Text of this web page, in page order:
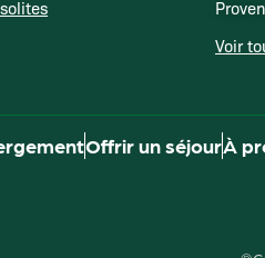
Voir
Offrir un séjourÀ